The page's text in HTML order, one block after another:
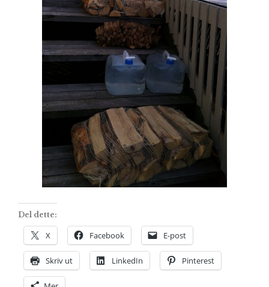
Del dette:
X Facebook E-post
Skriv ut LinkedIn Pinterest